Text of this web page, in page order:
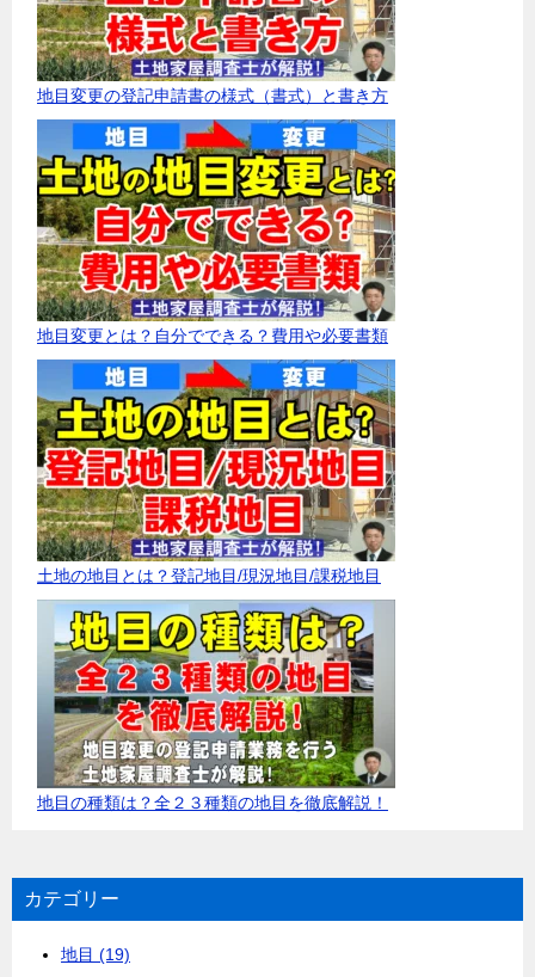
地目変更の登記申請書の様式（書式）と書き方
地目変更とは？自分でできる？費用や必要書類
土地の地目とは？登記地目/現況地目/課税地目
地目の種類は？全２３種類の地目を徹底解説！
カテゴリー
地目 (19)